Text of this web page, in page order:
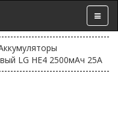
LG HE4 2500мАч 25А